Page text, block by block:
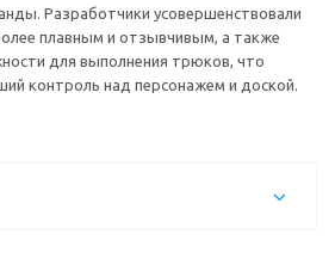
Разработчики усовершенствовали
плавным и отзывчивым, а также
для выполнения трюков, что
контроль над персонажем и доской.